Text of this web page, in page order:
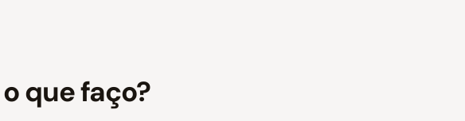
que faço?